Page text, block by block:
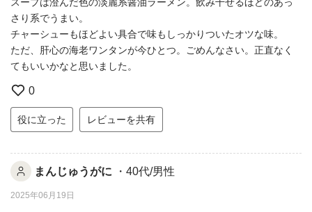
さり系でうまい。
チャーシューもほどよい具合で味もしっかりついたオツな味。
ただ、肝心の海老ワンタンが今ひとつ。ごめんなさい。正直なく
てもいいかなと思いました。
0
役に立った レビューを共有
まんじゅうがに ・40代/男性
2025年06月19日